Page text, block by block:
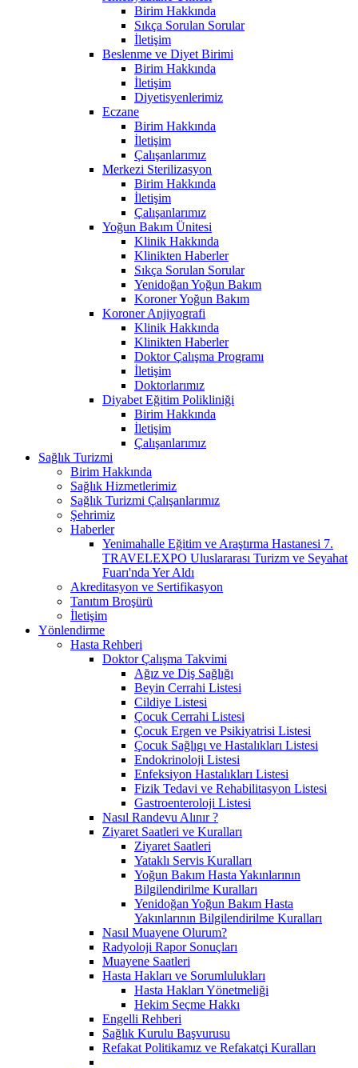
Birim Hakkında
Sıkça Sorulan Sorular
İletişim
Beslenme ve Diyet Birimi
Birim Hakkında
İletişim
Diyetisyenlerimiz
Eczane
Birim Hakkında
İletişim
Çalışanlarımız
Merkezi Sterilizasyon
Birim Hakkında
İletişim
Çalışanlarımız
Yoğun Bakım Ünitesi
Klinik Hakkında
Klinikten Haberler
Sıkça Sorulan Sorular
Yenidoğan Yoğun Bakım
Koroner Yoğun Bakım
Koroner Anjiyografi
Klinik Hakkında
Klinikten Haberler
Doktor Çalışma Programı
İletişim
Doktorlarımız
Diyabet Eğitim Polikliniği
Birim Hakkında
İletişim
Çalışanlarımız
Sağlık Turizmi
Birim Hakkında
Sağlık Hizmetlerimiz
Sağlık Turizmi Çalışanlarımız
Şehrimiz
Haberler
Yenimahalle Eğitim ve Araştırma Hastanesi 7.
TRAVELEXPO Uluslararası Turizm ve Seyahat
Fuarı'nda Yer Aldı
Akreditasyon ve Sertifikasyon
Tanıtım Broşürü
İletişim
Yönlendirme
Hasta Rehberi
Doktor Çalışma Takvimi
Ağız ve Diş Sağlığı
Beyin Cerrahi Listesi
Cildiye Listesi
Çocuk Cerrahi Listesi
Çocuk Ergen ve Psikiyatrisi Listesi
Çocuk Sağlıgı ve Hastalıkları Listesi
Endokrinoloji Listesi
Enfeksiyon Hastalıkları Listesi
Fizik Tedavi ve Rehabilitasyon Listesi
Gastroenteroloji Listesi
Nasıl Randevu Alınır ?
Ziyaret Saatleri ve Kuralları
Ziyaret Saatleri
Yataklı Servis Kuralları
Yoğun Bakım Hasta Yakınlarının
Bilgilendirilme Kuralları
Yenidoğan Yoğun Bakım Hasta
Yakınlarının Bilgilendirilme Kuralları
Nasıl Muayene Olurum?
Radyoloji Rapor Sonuçları
Muayene Saatleri
Hasta Hakları ve Sorumlulukları
Hasta Hakları Yönetmeliği
Hekim Seçme Hakkı
Engelli Rehberi
Sağlık Kurulu Başvurusu
Refakat Politikamız ve Refakatçi Kuralları